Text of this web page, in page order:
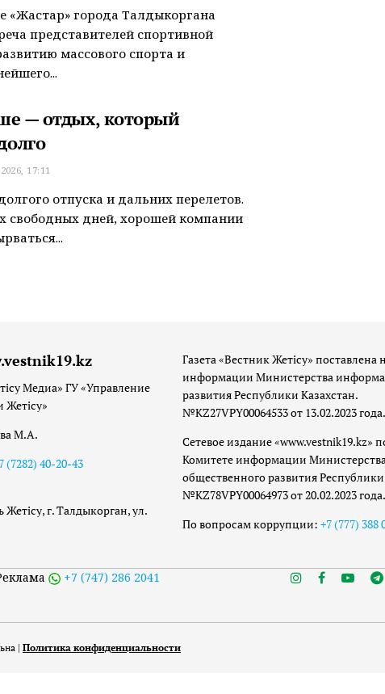
«Жастар» города Талдыкоргана
представителей спортивной
массового спорта и
— отдых, который
17:11
отпуска и дальних перелетов.
свободных дней, хорошей компании
Медиа» ГУ «Управление
М.А.
(7282) 40-20-43
г. Талдыкорган, ул.
Газета «Вестник Жетісу» поставлена
информации Министерства
развития Республики Казахстан.
№KZ27VPY00064533 от 13.02.2023 года.
Сетевое издание «www.vestnik19.kz»
Комитете информации
общественного развития Республики
№KZ78VPY00064973 от 20.02.2023 года.
По вопросам коррупции: +7 (777) 388
+7 (747) 286 2041
| Политика конфиденциальности